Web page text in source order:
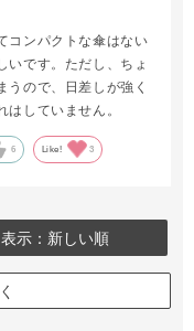
コンパクトな傘はない
いです。ただし、ちょ
うので、日差しが強く
していません。
6 Like! 3
表示：新しい順